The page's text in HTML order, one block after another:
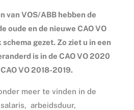
van VOS/ABB hebben de
oude en de nieuwe CAO VO
gezet. Zo ziet u in een
is in de CAO VO 2020
VO 2018-2019.
meer te vinden in de
arbeidsduur,